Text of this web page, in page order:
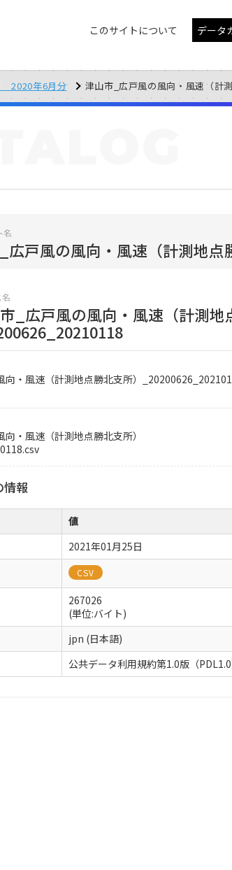
このサイトについて データ
_2020年6月分 津山市_広戸風の風向・風速（計
名
広戸風の風向・風速（計測地
名
_広戸風の風向・風速（計測地
向・風速（計測地点勝北支所）
・風速（計測地点勝北支所）
情報
値
2021年01月25日
CSV
267026
(単位:バイト)
jpn (日本語)
公共データ利用規約第1.0版（